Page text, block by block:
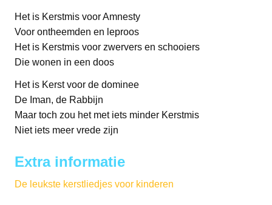
Het is Kerstmis voor Amnesty
Voor ontheemden en leproos
Het is Kerstmis voor zwervers en schooiers
Die wonen in een doos
Het is Kerst voor de dominee
De Iman, de Rabbijn
Maar toch zou het met iets minder Kerstmis
Niet iets meer vrede zijn
Extra informatie
De leukste kerstliedjes voor kinderen